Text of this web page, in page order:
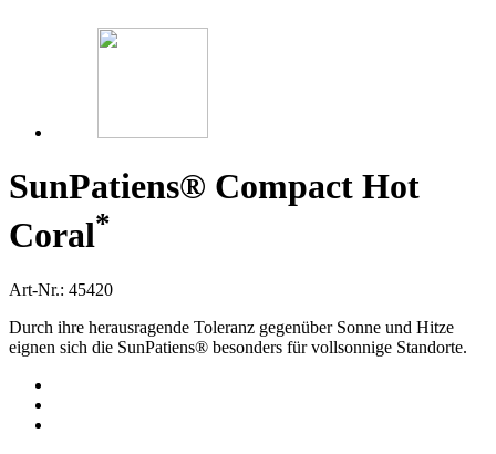
SunPatiens® Compact Hot
Coral*
Art-Nr.: 45420
Durch ihre herausragende Toleranz gegenüber Sonne und Hitze
eignen sich die SunPatiens® besonders für vollsonnige Standorte.